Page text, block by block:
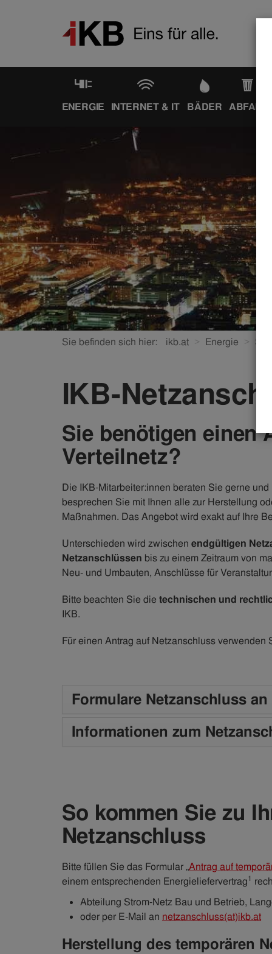
ENERGIE INTERNET & IT BÄDER ABFALL
Sie befinden sich hier: ikb.at Energie
IKB-
Sie benötigen einen
Verteilnetz?
Die IKB-Mitarbeiter:innen beraten Sie gerne
besprechen Sie mit Ihnen alle zur Herstellung
Maßnahmen. Das Angebot wird exakt auf Ihre
Unterschieden wird zwischen endgültigen
Netzanschlüssen bis zu einem Zeitraum von
Neu- und Umbauten, Anschlüsse für
Bitte beachten Sie die technischen und
IKB.
Für einen Antrag auf Netzanschluss verwenden
Formulare Netzanschluss
Informationen zum
So kommen Sie zu
Netzanschluss
Bitte füllen Sie das Formular „Antrag auf
einem entsprechenden Energieliefervertrag1
Abteilung Strom-Netz Bau und Betrieb,
oder per E-Mail an netzanschluss(at)ikb.at
Herstellung des temporären